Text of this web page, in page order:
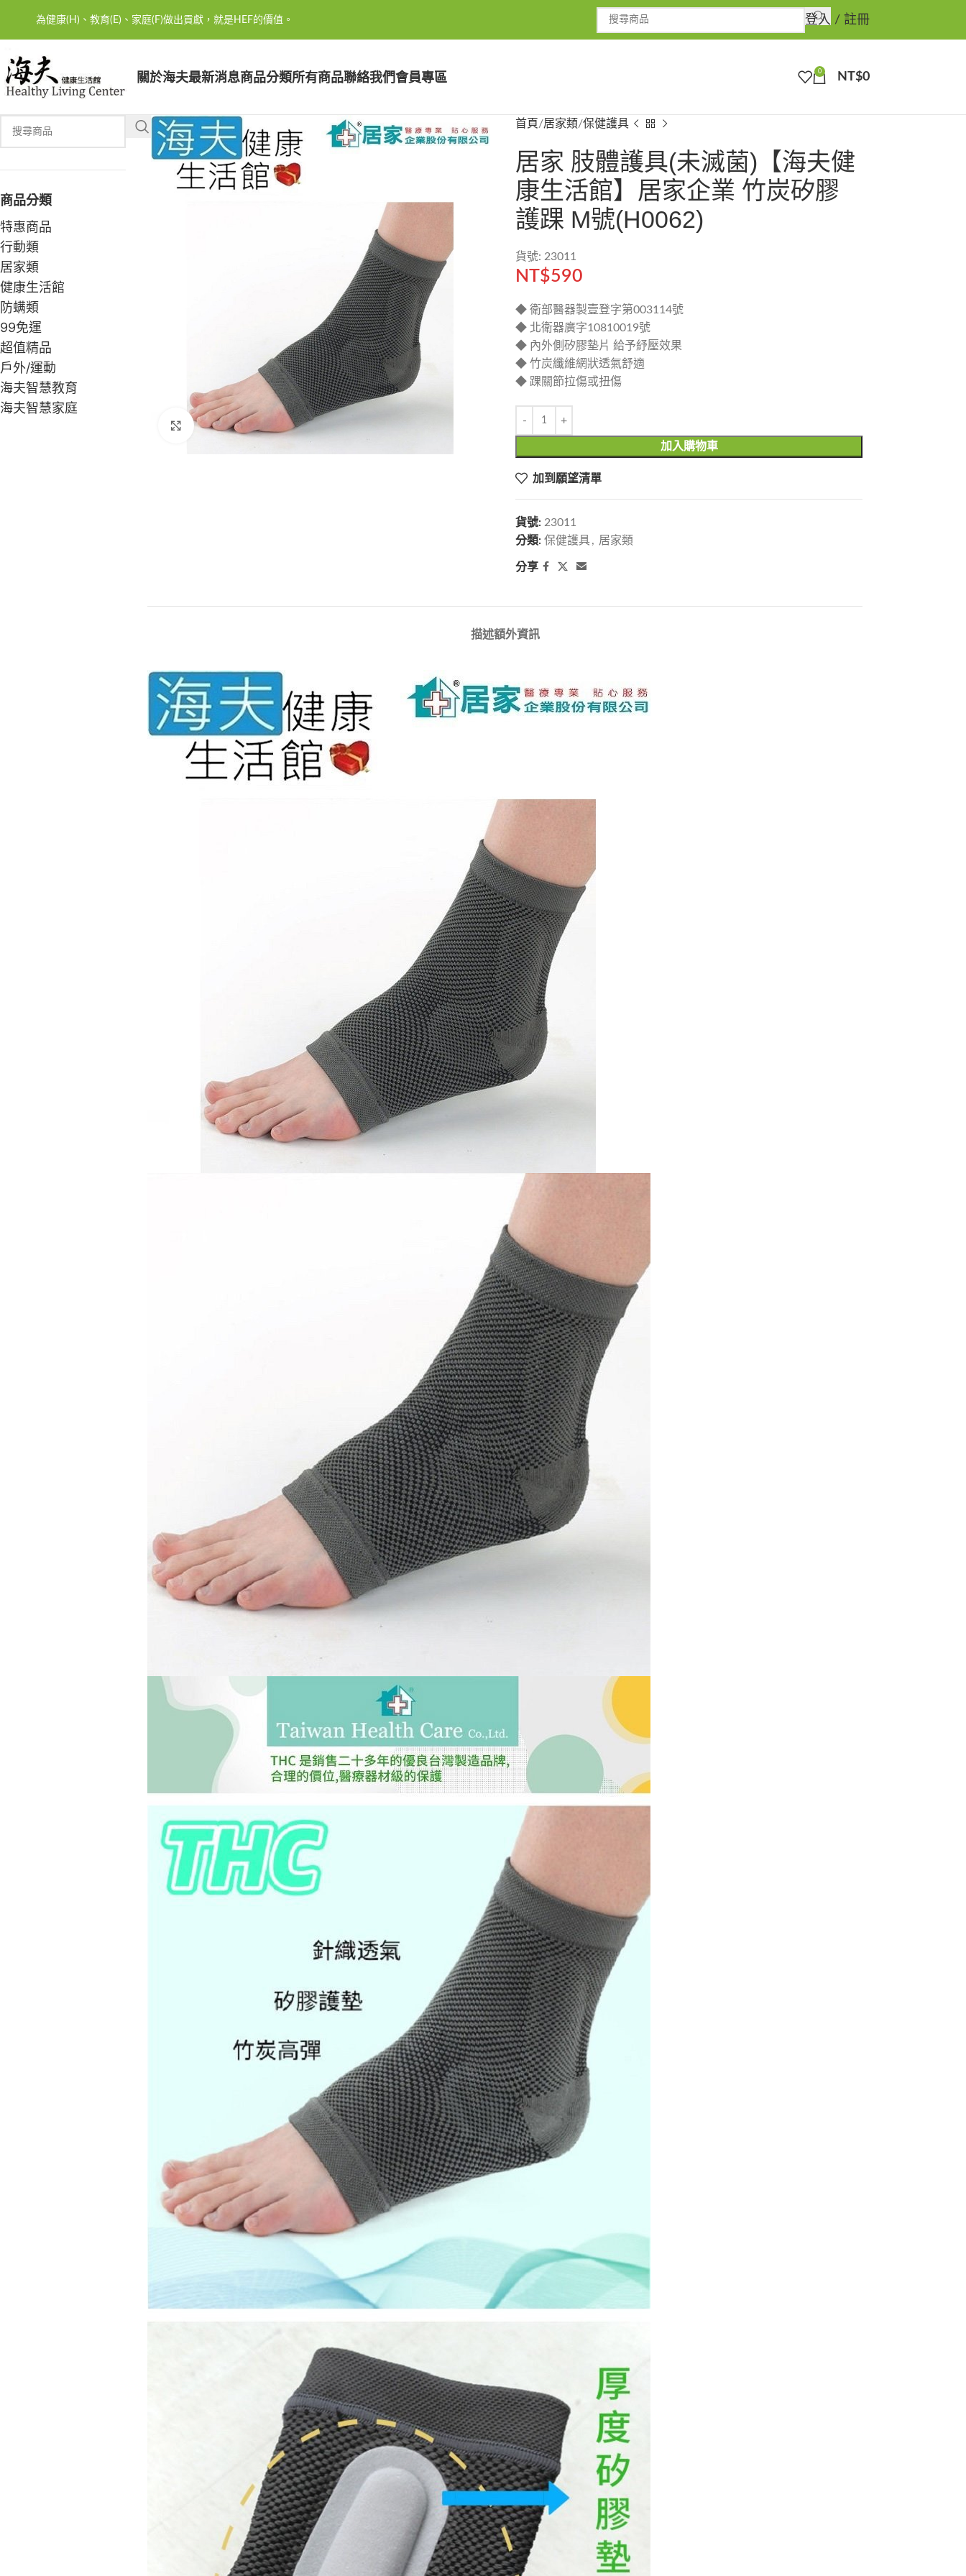
健康(H)、教育(E)、家庭(F)做出貢獻，就是HEF的價值。 登入 / 註冊
關於海夫最新消息商品分類所有商品聯絡我們會員專區 0 NT$0
商品分類
特惠商品
行動類
居家類
健康生活館
防螨類
99免運
超值精品
戶外/運動
海夫智慧教育
海夫智慧家庭
Click to enlarge
首頁 居家類 保健護具
居家 肢體護具(未滅菌)【海夫健
康生活館】居家企業 竹炭矽膠
護踝 M號(H0062)
貨號: 23011
NT$590
◆ 衛部醫器製壹登字第003114號
◆ 北衛器廣字10810019號
◆ 內外側矽膠墊片 給予紓壓效果
◆ 竹炭纖維網狀透氣舒適
◆ 踝關節拉傷或扭傷
加入購物車
加到願望清單
貨號: 23011
分類: 保健護具, 居家類
分享
描述額外資訊